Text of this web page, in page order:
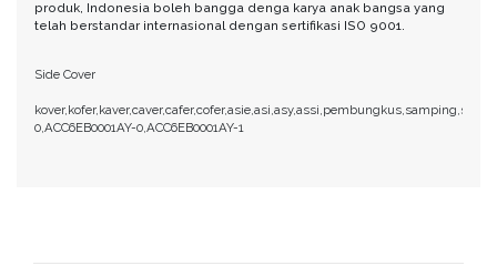
produk, Indonesia boleh bangga denga karya anak bangsa yang
telah berstandar internasional dengan sertifikasi ISO 9001.
Side Cover
0,ACC6EB0001AY-0,ACC6EB0001AY-1